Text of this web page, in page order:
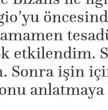
etkilendim.
Sonra işin